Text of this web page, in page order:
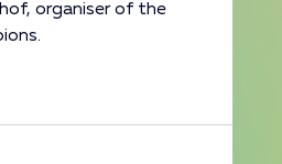
organiser of the